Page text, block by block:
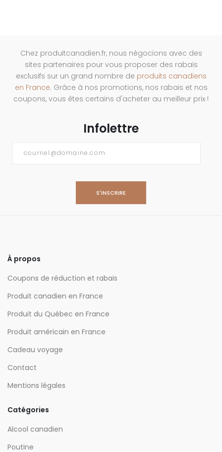
Chez produitcanadien.fr, nous négocions avec des
sites partenaires pour vous proposer des rabais
exclusifs sur un grand nombre de produits canadiens
en France. Grâce à nos promotions, nos rabais et nos
coupons, vous êtes certains d'acheter au meilleur prix !
Infolettre
À propos
Coupons de réduction et rabais
Produit canadien en France
Produit du Québec en France
Produit américain en France
Cadeau voyage
Contact
Mentions légales
Catégories
Alcool canadien
Poutine